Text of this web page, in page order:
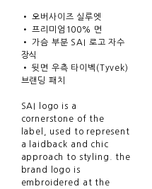
• 오버사이즈 실루엣
• 프리미엄100% 면
• 가슴 부분 SAI 로고 자수
장식
• 뒷면 우측 타이벡(Tyvek)
브랜딩 패치
SAI logo is a
cornerstone of the
label, used to represent
a laidback and chic
approach to styling. the
brand logo is
embroidered at the